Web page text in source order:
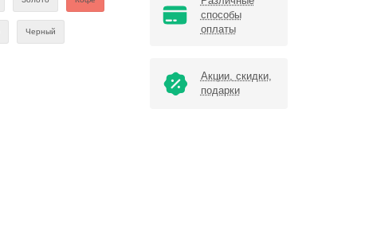
Черный
способы
оплаты
Акции, скидки,
подарки